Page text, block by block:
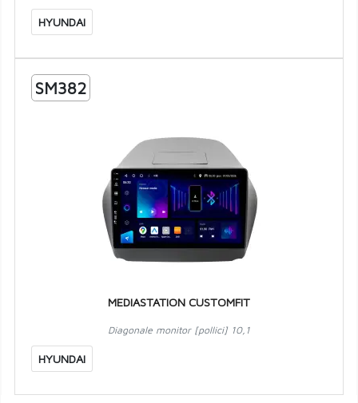
HYUNDAI
SM382
MEDIASTATION CUSTOMFIT
Diagonale monitor [pollici] 10,1
HYUNDAI